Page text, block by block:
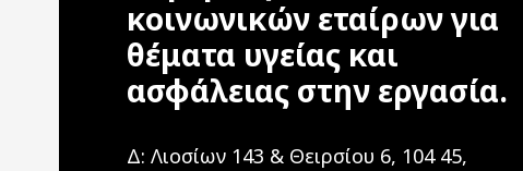
κοινωνικών εταίρων για
θέματα υγείας και
ασφάλειας στην εργασία.
Δ: Λιοσίων 143 & Θειρσίου 6, 104 45,